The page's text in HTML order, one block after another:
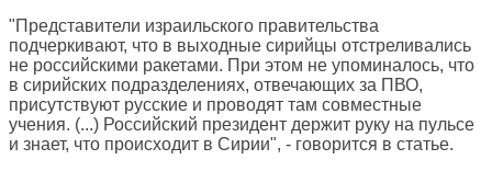
"Представители израильского правительства
подчеркивают, что в выходные сирийцы отстреливались
не российскими ракетами. При этом не упоминалось, что
в сирийских подразделениях, отвечающих за ПВО,
присутствуют русские и проводят там совместные
учения. (...) Российский президент держит руку на пульсе
и знает, что происходит в Сирии", - говорится в статье.